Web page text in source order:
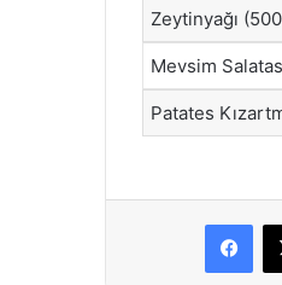
Zeytinyağı
Mevsim
Patates